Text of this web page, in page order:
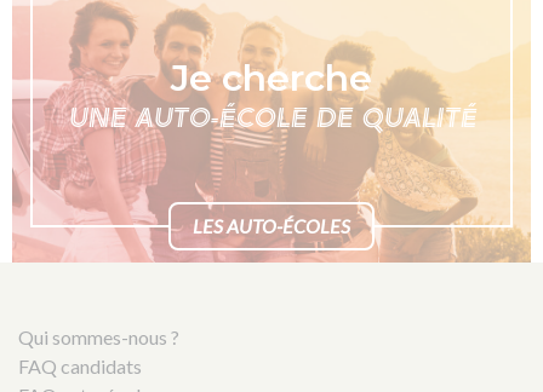
Je cherche
UNE AUTO-ÉCOLE DE QUALITÉ
LES AUTO-ÉCOLES
Qui sommes-nous ?
FAQ candidats